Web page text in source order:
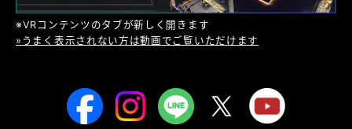
※VRコンテンツのタブが新しく開きます
»うまく表示されない方は動画でご覧いただけます